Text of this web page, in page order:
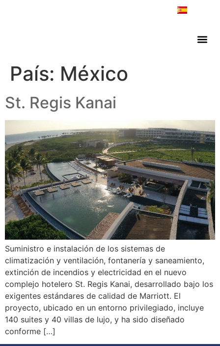
País: México
St. Regis Kanai
Suministro e instalación de los sistemas de
climatización y ventilación, fontanería y saneamiento,
extinción de incendios y electricidad en el nuevo
complejo hotelero St. Regis Kanai, desarrollado bajo los
exigentes estándares de calidad de Marriott. El
proyecto, ubicado en un entorno privilegiado, incluye
140 suites y 40 villas de lujo, y ha sido diseñado
conforme […]